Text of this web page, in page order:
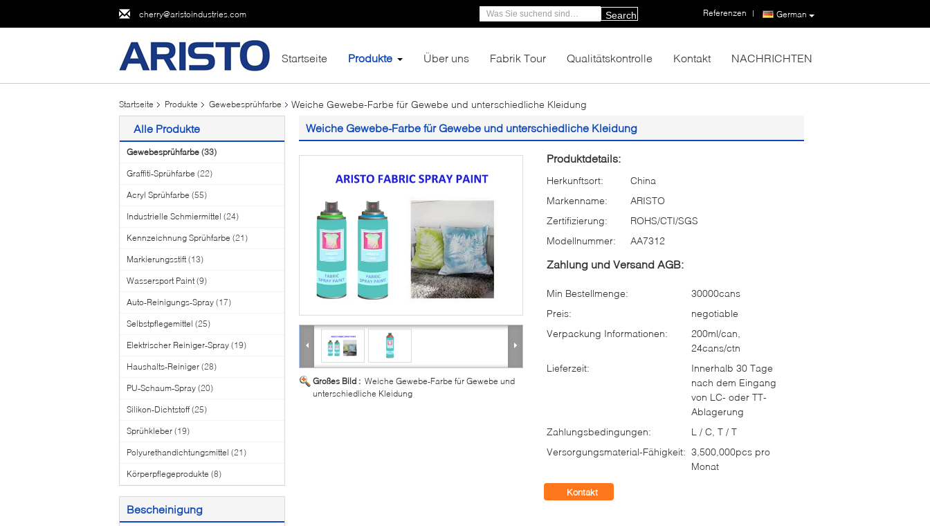
cherry@aristoindustries.com German
Referenzen |
Search
Startseite Produkte Über uns Fabrik Tour Qualitätskontrolle Kontakt NACHRICHTEN
Startseite Produkte Gewebesprühfarbe Weiche Gewebe-Farbe für Gewebe und unterschiedliche Kleidung
Alle Produkte
Gewebesprühfarbe (33)
Graffiti-Sprühfarbe (22)
Acryl Sprühfarbe (55)
Industrielle Schmiermittel (24)
Kennzeichnung Sprühfarbe (21)
Markierungsstift (13)
Wassersport Paint (9)
Auto-Reinigungs-Spray (17)
Selbstpflegemittel (25)
Elektrischer Reiniger-Spray (19)
Haushalts-Reiniger (28)
PU-Schaum-Spray (20)
Silikon-Dichtstoff (25)
Sprühkleber (19)
Polyurethandichtungsmittel (21)
Körperpflegeprodukte (8)
Bescheinigung
Weiche Gewebe-Farbe für Gewebe und unterschiedliche Kleidung
Großes Bild : Weiche Gewebe-Farbe für Gewebe und
unterschiedliche Kleidung
Produktdetails:
Herkunftsort:
China
Markenname:
ARISTO
Zertifizierung:
ROHS/CTI/SGS
Modellnummer:
AA7312
Zahlung und Versand AGB:
Min Bestellmenge:
30000cans
Preis:
negotiable
Verpackung Informationen:
200ml/can,
24cans/ctn
Lieferzeit:
Innerhalb 30 Tage
nach dem Eingang
von LC- oder TT-
Ablagerung
Zahlungsbedingungen:
L / C, T / T
Versorgungsmaterial-Fähigkeit: 3,500,000pcs pro
Monat
Kontakt